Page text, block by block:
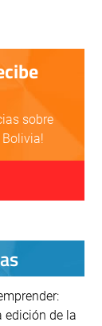
sobre
edición de la